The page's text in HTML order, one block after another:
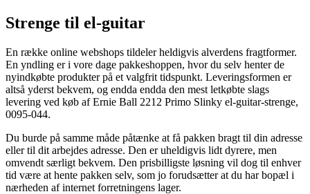
Strenge til el-guitar
En række online webshops tildeler heldigvis alverdens fragtformer.
En yndling er i vore dage pakkeshoppen, hvor du selv henter de
nyindkøbte produkter på et valgfrit tidspunkt. Leveringsformen er
altså yderst bekvem, og endda endda den mest letkøbte slags
levering ved køb af Ernie Ball 2212 Primo Slinky el-guitar-strenge,
0095-044.
Du burde på samme måde påtænke at få pakken bragt til din adresse
eller til dit arbejdes adresse. Den er uheldigvis lidt dyrere, men
omvendt særligt bekvem. Den prisbilligste løsning vil dog til enhver
tid være at hente pakken selv, som jo forudsætter at du har bopæl i
nærheden af internet forretningens lager.